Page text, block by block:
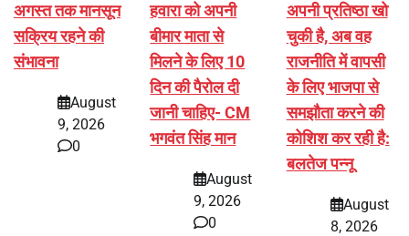
अगस्त तक मानसून
सक्रिय रहने की
संभावना
August
9, 2026
0
हवारा को अपनी
बीमार माता से
मिलने के लिए 10
दिन की पैरोल दी
जानी चाहिए- CM
भगवंत सिंह मान
August
9, 2026
0
अपनी प्रतिष्ठा खो
चुकी है, अब वह
राजनीति में वापसी
के लिए भाजपा से
समझौता करने की
कोशिश कर रही है:
बलतेज पन्नू
August
8, 2026